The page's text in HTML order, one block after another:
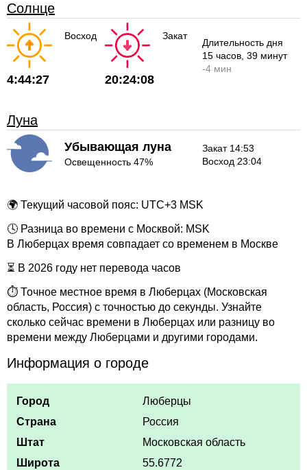
Солнце
Восход
4:44:27
Закат
20:24:08
Длительность дня
15 часов , 39 минут
-4 мин
Луна
Убывающая луна
Освещенность 47%
Закат 14:53
Восход 23:04
🌍 Текущий часовой пояс: UTC+3 MSK
🕓 Разница во времени с Москвой: MSK
В Люберцах время совпадает со временем в Москве
⏳ В 2026 году нет перевода часов
⏱ Точное местное время в Люберцах (Московская
область, Россия) с точностью до секунды. Узнайте
сколько сейчас времени в Люберцах или разницу во
времени между Люберцами и другими городами.
Информация о городе
Город
Люберцы
Страна
Россия
Штат
Московская область
Широта
55.6772